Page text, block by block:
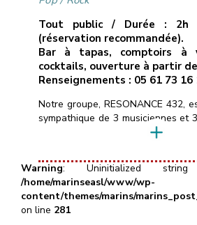
Tout public / Durée :
(réservation recommandée).
Bar à tapas, comptoirs à
cocktails, ouverture à partir
Renseignements : 05 61 73 16
Notre groupe, RESONANCE 432,
sympathique de 3 musiciennes et
d’horizons différents, et
réinterprétons un répertoire
rock des dernières décennies
dynamiques (Eurythmics,
musiques plus intimistes
Head, Portishead…) ainsi que […]
Warning: Uninitialized
/home/marinseasl/www/wp-
content/themes/marins/
on line 281